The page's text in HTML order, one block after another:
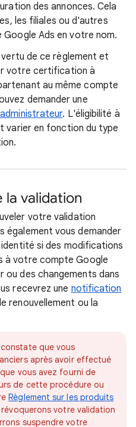
des annonces. Cela
les filiales ou d'autres
Ads en votre nom.
de ce règlement et
votre certification à
au même compte
demander une
. L'éligibilité à
varier en fonction du type
la validation
votre validation
également vous demander
si des modifications
à votre compte Google
ou des changements dans
recevrez une notification
renouvellement ou la
que vous
après avoir effectué
vous avez fourni de
de cette procédure ou
Règlement sur les produits
votre validation
suspendre votre